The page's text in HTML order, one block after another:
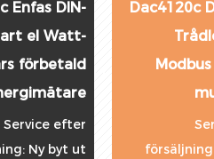
ut
Dac2102 Enfas
Smart Modbus
Elenergimätare
Service efter
försäljning: Ny byt ut
inom ett år Garan...